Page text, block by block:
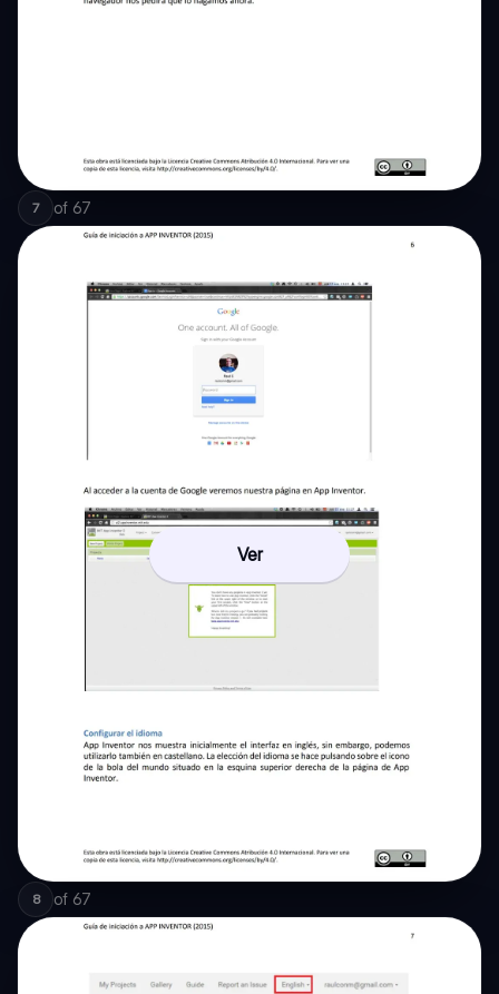
7 of 67
Ver
8 of 67